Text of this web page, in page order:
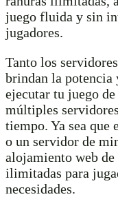
juego fluida y sin
jugadores.
Tanto los
brindan la potencia
ejecutar tu juego
múltiples
tiempo. Ya sea que
o un servidor de
alojamiento web
ilimitadas para
necesidades.